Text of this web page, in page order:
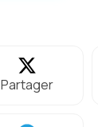
Partager